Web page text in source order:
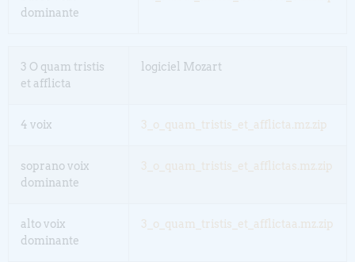
dominante
3 O quam tristis
et afflicta
logiciel Mozart
4 voix 3_o_quam_tristis_et_afflicta.mz.zip
soprano voix
dominante
3_o_quam_tristis_et_afflictas.mz.zip
alto voix
dominante
3_o_quam_tristis_et_afflictaa.mz.zip